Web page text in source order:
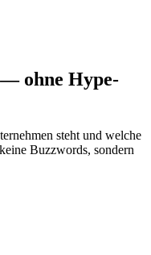
ohne Hype-
steht und welche
Buzzwords, sondern